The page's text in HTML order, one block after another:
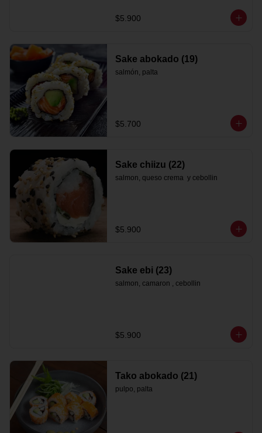
$5.900
Sake abokado (19)
salmón, palta
$5.700
Sake chiizu (22)
salmon, queso crema  y cebollin
$5.900
Sake ebi (23)
salmon, camaron , cebollin
$5.900
Tako abokado (21)
pulpo, palta